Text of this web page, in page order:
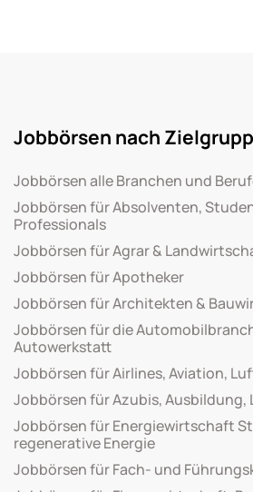
Jobbörsen nach
Jobbörsen alle Branchen und
Jobbörsen für Absolventen,
Professionals
Jobbörsen für Agrar &
Jobbörsen für Apotheker
Jobbörsen für Architekten &
Jobbörsen für die
Autowerkstatt
Jobbörsen für Airlines, Aviation,
Jobbörsen für Azubis, Ausbildung,
Jobbörsen für Energiewirtschaft
regenerative Energie
Jobbörsen für Fach- und